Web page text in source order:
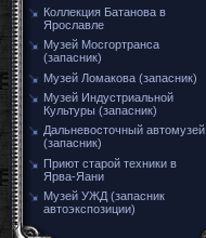
Коллекция Батанова в
Ярославле
Музей Мосгортранса
(запасник)
Музей Ломакова (запасник)
Музей Индустриальной
Культуры (запасник)
Дальневосточный автомузей
(запасник)
Приют старой техники в
Ярва-Яани
Музей УЖД (запасник
автоэкспозиции)